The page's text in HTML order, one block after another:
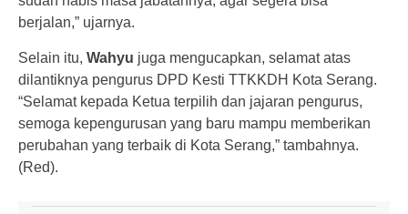
berjalan,” ujarnya.
Selain itu, Wahyu juga mengucapkan, selamat atas
dilantiknya pengurus DPD Kesti TTKKDH Kota Serang.
“Selamat kepada Ketua terpilih dan jajaran pengurus,
semoga kepengurusan yang baru mampu memberikan
perubahan yang terbaik di Kota Serang,” tambahnya.
(Red).